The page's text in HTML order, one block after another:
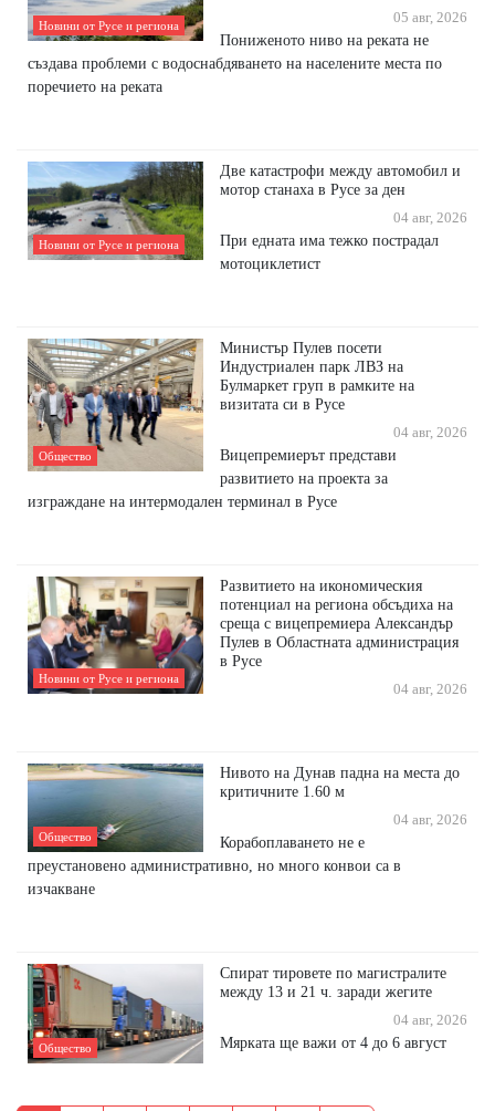
Новини от Русе и региона 05 авг, 2026
Пониженото ниво на реката не
създава проблеми с водоснабдяването на населените места по
поречието на реката
Новини от Русе и региона
Две катастрофи между автомобил и
мотор станаха в Русе за ден
04 авг, 2026
При едната има тежко пострадал
мотоциклетист
Общество
Министър Пулев посети
Индустриален парк ЛВЗ на
Булмаркет груп в рамките на
визитата си в Русе
04 авг, 2026
Вицепремиерът представи
развитието на проекта за
изграждане на интермодален терминал в Русе
Новини от Русе и региона
Развитието на икономическия
потенциал на региона обсъдиха на
среща с вицепремиера Александър
Пулев в Областната администрация
в Русе
04 авг, 2026
Общество
Нивото на Дунав падна на места до
критичните 1.60 м
04 авг, 2026
Корабоплаването не е
преустановено административно, но много конвои са в
изчакване
Общество
Спират тировете по магистралите
между 13 и 21 ч. заради жегите
04 авг, 2026
Мярката ще важи от 4 до 6 август